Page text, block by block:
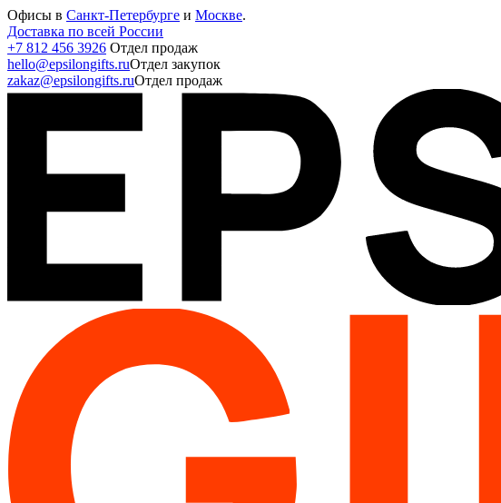
Офисы в Санкт-Петербурге и Москве.
Доставка по всей России
+7 812 456 3926 Отдел продаж
hello@epsilongifts.ruОтдел закупок
zakaz@epsilongifts.ruОтдел продаж